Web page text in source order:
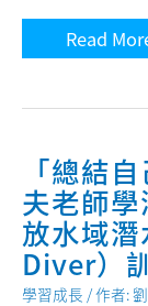
那
件
事，
堅
去
重
新
「師
Read
「總結
夫老師
放水域
Diver）
學習成長 / 作者: